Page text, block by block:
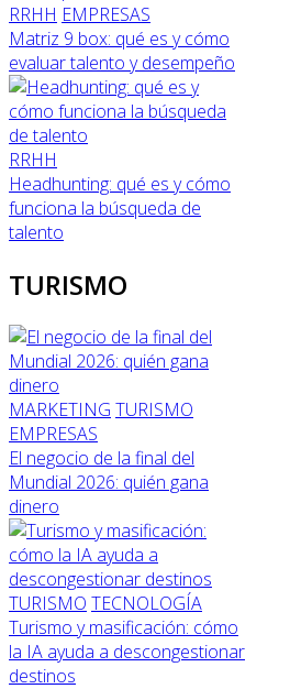
RRHH EMPRESAS
Matriz 9 box: qué es y cómo
evaluar talento y desempeño
RRHH
Headhunting: qué es y cómo
funciona la búsqueda de
talento
TURISMO
MARKETING TURISMO
EMPRESAS
El negocio de la final del
Mundial 2026: quién gana
dinero
TURISMO TECNOLOGÍA
Turismo y masificación: cómo
la IA ayuda a descongestionar
destinos